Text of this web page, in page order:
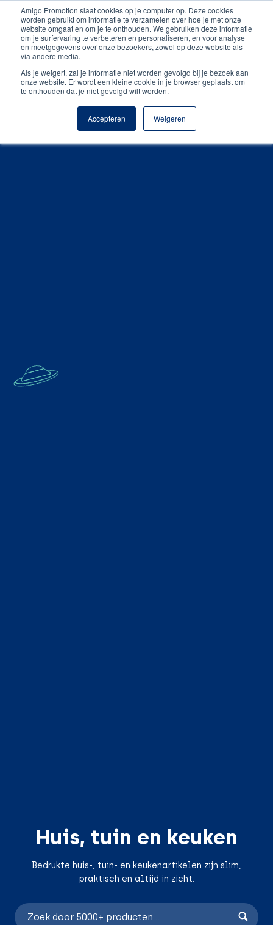
Amigo Promotion slaat cookies op je computer op. Deze cookies
worden gebruikt om informatie te verzamelen over hoe je met onze
website omgaat en om je te onthouden. We gebruiken deze informatie
om je surfervaring te verbeteren en personaliseren, en voor analyse
en meetgegevens over onze bezoekers, zowel op deze website als
via andere media.
Als je weigert, zal je informatie niet worden gevolgd bij je bezoek aan
onze website. Er wordt een kleine cookie in je browser geplaatst om
te onthouden dat je niet gevolgd wilt worden.
Accepteren Weigeren
Unieke producten
Gratis digitale drukproef
Huis, tuin en keuken
Bedrukte huis-, tuin- en keukenartikelen zijn slim,
praktisch en altijd in zicht.